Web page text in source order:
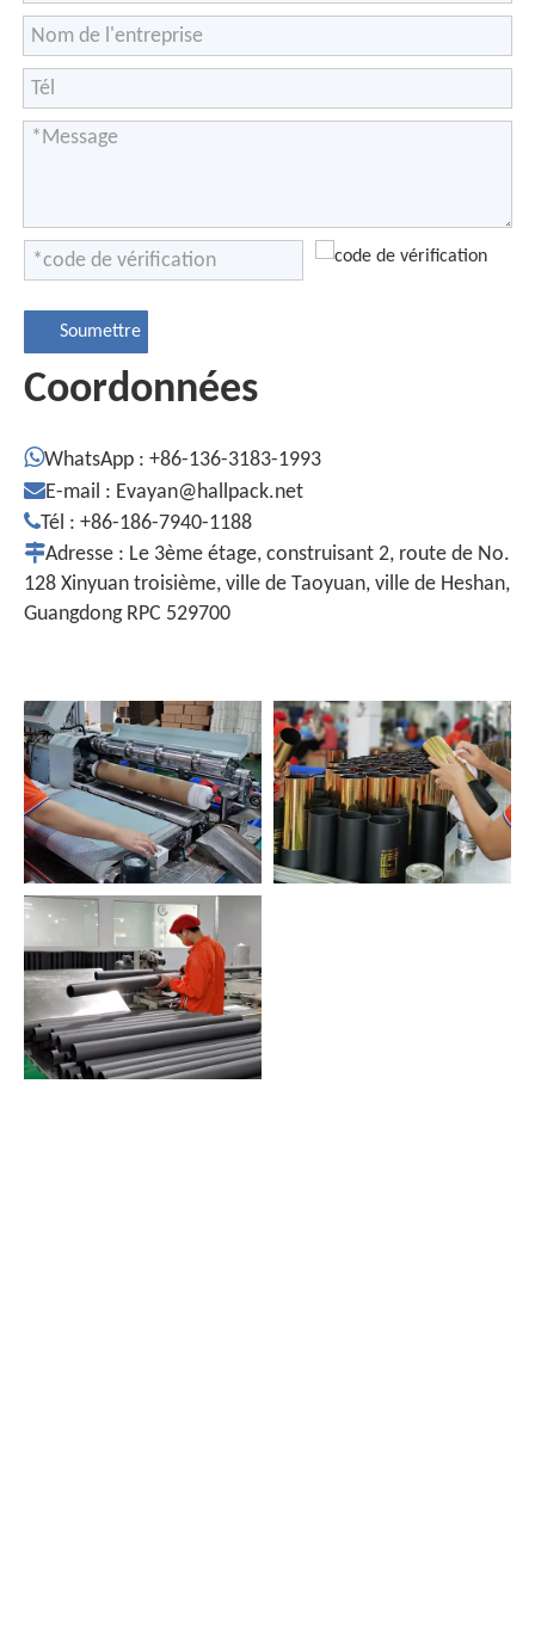
Soumettre
Coordonnées
WhatsApp : +86-136-3183-1993
E-mail : Evayan@hallpack.net
Tél : +86-186-7940-1188
Adresse : Le 3ème étage, construisant 2, route de No.
128 Xinyuan troisième, ville de Taoyuan, ville de Heshan,
Guangdong RPC 529700